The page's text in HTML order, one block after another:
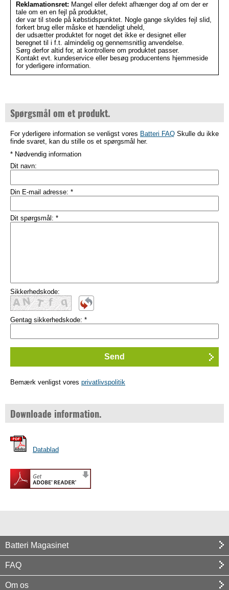
Reklamationsret: Mangel eller defekt afhænger dog af om der er
tale om en en fejl på produktet,
der var til stede på købstidspunktet. Nogle gange skyldes fejl slid,
forkert brug eller måske et hændeligt uheld,
der udsætter produktet for noget det ikke er designet eller
beregnet til i f.t. almindelig og gennemsnitlig anvendelse.
Sørg derfor altid for, at kontrollere om produktet passer.
Kontakt evt. kundeservice eller besøg producentens hjemmeside
for yderligere information.
Spørgsmål om et produkt.
For yderligere information se venligst vores Batteri FAQ Skulle du ikke
finde svaret, kan du stille os et spørgsmål her.
* Nødvendig information
Dit navn:
Din E-mail adresse: *
Dit spørgsmål: *
Sikkerhedskode:
Gentag sikkerhedskode: *
Bemærk venligst vores privatlivspolitik
Downloade information.
Datablad
Batteri Magasinet
FAQ
Om os